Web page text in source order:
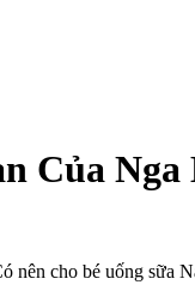
Của Nga
nên cho bé uống sữa